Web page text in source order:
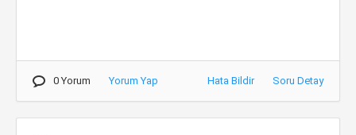
0 Yorum Yorum Yap Hata Bildir Soru Detay